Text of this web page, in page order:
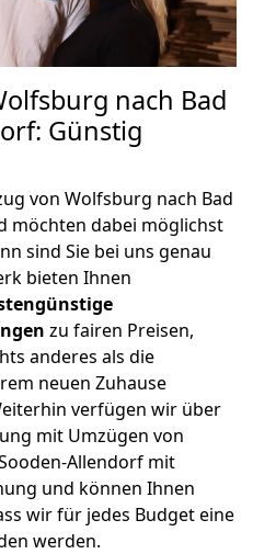
nach Bad
Günstig
von Wolfsburg nach Bad
möchten dabei möglichst
sind Sie bei uns genau
bieten Ihnen
zu fairen Preisen,
anderes als die
neuen Zuhause
verfügen wir über
mit Umzügen von
Allendorf mit
und können Ihnen
wir für jedes Budget eine
werden.